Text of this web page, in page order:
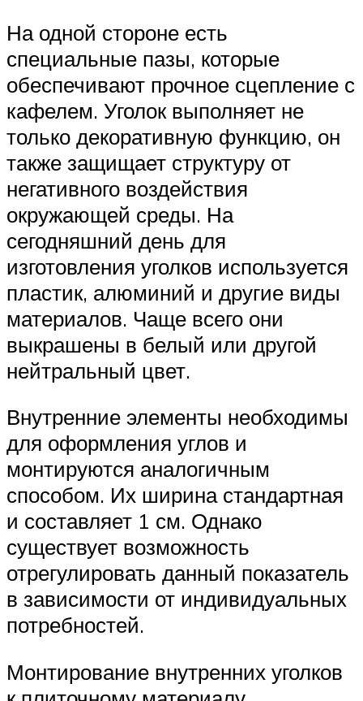
На одной стороне есть
специальные пазы, которые
обеспечивают прочное сцепление с
кафелем. Уголок выполняет не
только декоративную функцию, он
также защищает структуру от
негативного воздействия
окружающей среды. На
сегодняшний день для
изготовления уголков используется
пластик, алюминий и другие виды
материалов. Чаще всего они
выкрашены в белый или другой
нейтральный цвет.
Внутренние элементы необходимы
для оформления углов и
монтируются аналогичным
способом. Их ширина стандартная
и составляет 1 см. Однако
существует возможность
отрегулировать данный показатель
в зависимости от индивидуальных
потребностей.
Монтирование внутренних уголков